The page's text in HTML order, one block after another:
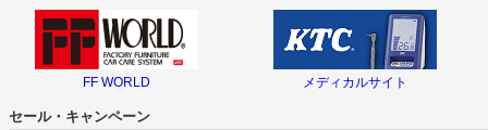
FF WORLD メディカルサイト
セール・キャンペーン